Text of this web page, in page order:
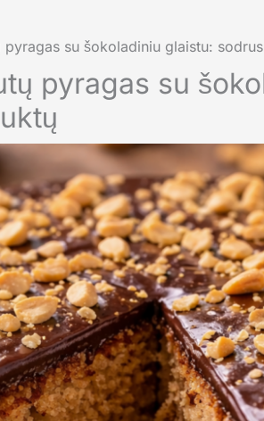
pyragas su šokoladiniu glaistu:
pyragas su